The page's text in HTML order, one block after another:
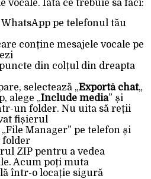
vocale. Iată ce trebuie să faci:
pe telefonul tău
conține mesajele vocale pe
din colțul din dreapta
selectează „Exportă chat„
alege „Include media” și
un folder. Nu uita să reții
fișierul
Manager” pe telefon și
folder
ZIP pentru a vedea
Acum poți muta
într-o locație sigură